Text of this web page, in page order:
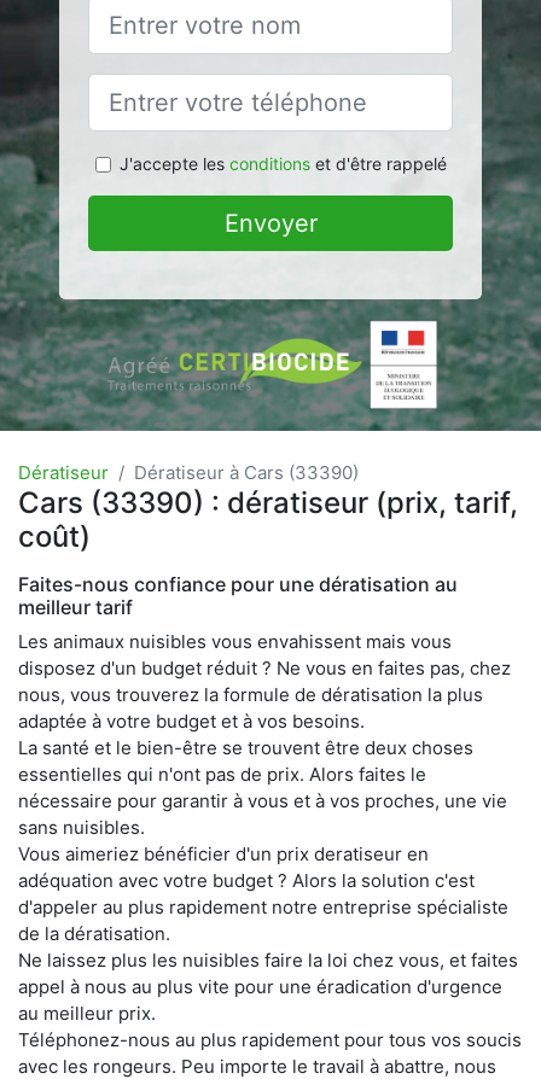
J'accepte les conditionset d'être rappelé
Envoyer
Dératiseur Dératiseur à Cars (33390)
Cars (33390) : dératiseur (prix, tarif,
coût)
Faites-nous confiance pour une dératisation au
meilleur tarif
Les animaux nuisibles vous envahissent mais vous
disposez d'un budget réduit ? Ne vous en faites pas, chez
nous, vous trouverez la formule de dératisation la plus
adaptée à votre budget et à vos besoins.
La santé et le bien-être se trouvent être deux choses
essentielles qui n'ont pas de prix. Alors faites le
nécessaire pour garantir à vous et à vos proches, une vie
sans nuisibles.
Vous aimeriez bénéficier d'un prix deratiseur en
adéquation avec votre budget ? Alors la solution c'est
d'appeler au plus rapidement notre entreprise spécialiste
de la dératisation.
Ne laissez plus les nuisibles faire la loi chez vous, et faites
appel à nous au plus vite pour une éradication d'urgence
au meilleur prix.
Téléphonez-nous au plus rapidement pour tous vos soucis
avec les rongeurs. Peu importe le travail à abattre, nous